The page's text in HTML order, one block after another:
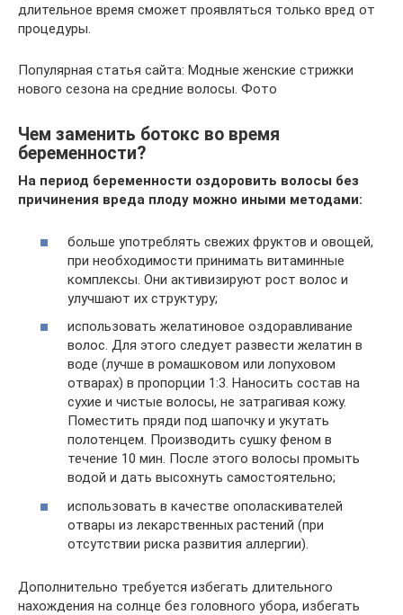
длительное время сможет проявляться только вред от
процедуры.
Популярная статья сайта: Модные женские стрижки
нового сезона на средние волосы. Фото
Чем заменить ботокс во время
беременности?
На период беременности оздоровить волосы без
причинения вреда плоду можно иными методами:
больше употреблять свежих фруктов и овощей,
при необходимости принимать витаминные
комплексы. Они активизируют рост волос и
улучшают их структуру;
использовать желатиновое оздоравливание
волос. Для этого следует развести желатин в
воде (лучше в ромашковом или лопуховом
отварах) в пропорции 1:3. Наносить состав на
сухие и чистые волосы, не затрагивая кожу.
Поместить пряди под шапочку и укутать
полотенцем. Производить сушку феном в
течение 10 мин. После этого волосы промыть
водой и дать высохнуть самостоятельно;
использовать в качестве ополаскивателей
отвары из лекарственных растений (при
отсутствии риска развития аллергии).
Дополнительно требуется избегать длительного
нахождения на солнце без головного убора, избегать